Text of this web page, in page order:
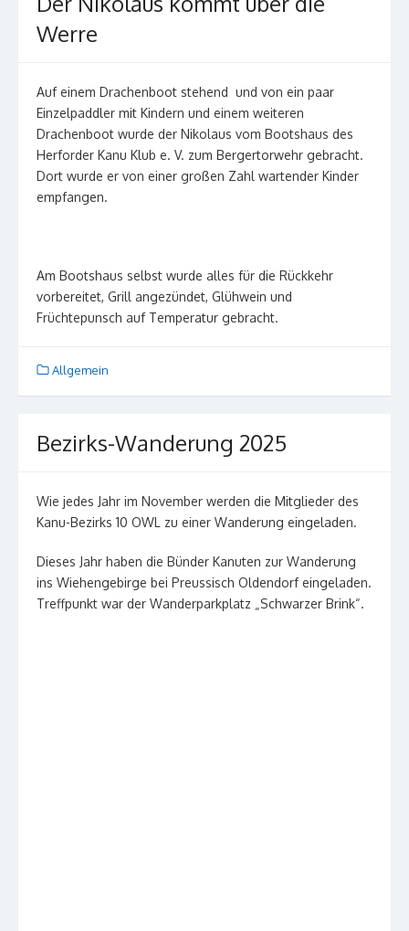
Werre
Auf einem Drachenboot stehend und von ein paar
Einzelpaddler mit Kindern und einem weiteren
Drachenboot wurde der Nikolaus vom Bootshaus des
Herforder Kanu Klub e. V. zum Bergertorwehr gebracht.
Dort wurde er von einer großen Zahl wartender Kinder
empfangen.
Am Bootshaus selbst wurde alles für die Rückkehr
vorbereitet, Grill angezündet, Glühwein und
Früchtepunsch auf Temperatur gebracht.
Allgemein
Bezirks-Wanderung 2025
Wie jedes Jahr im November werden die Mitglieder des
Kanu-Bezirks 10 OWL zu einer Wanderung eingeladen.
Dieses Jahr haben die Bünder Kanuten zur Wanderung
ins Wiehengebirge bei Preussisch Oldendorf eingeladen.
Treffpunkt war der Wanderparkplatz „Schwarzer Brink“.